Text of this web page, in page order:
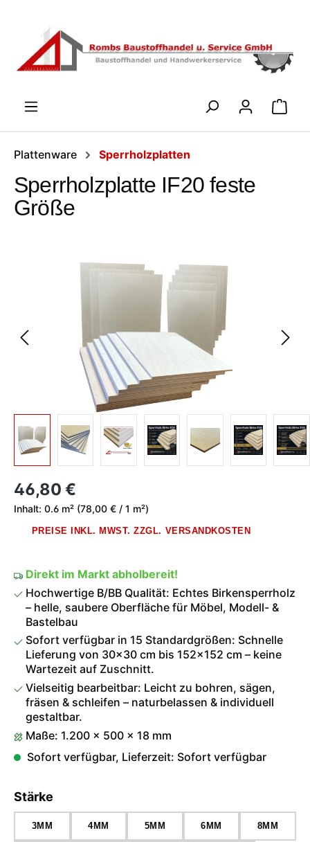
Plattenware Sperrholzplatten
Sperrholzplatte IF20 feste
Größe
Regulärer Preis:
46,80 €
Inhalt: 0.6 m² (78,00 € / 1 m²)
PREISE INKL. MWST. ZZGL. VERSANDKOSTEN
Direkt im Markt abholbereit!
Hochwertige B/BB Qualität: Echtes Birkensperrholz
– helle, saubere Oberfläche für Möbel, Modell- &
Bastelbau
Sofort verfügbar in 15 Standardgrößen: Schnelle
Lieferung von 30×30 cm bis 152×152 cm – keine
Wartezeit auf Zuschnitt.
Vielseitig bearbeitbar: Leicht zu bohren, sägen,
fräsen & schleifen – naturbelassen & individuell
gestaltbar.
Maße: 1.200 × 500 × 18 mm
Sofort verfügbar, Lieferzeit: Sofort verfügbar
Stärke
3MM 4MM 5MM 6MM 8MM